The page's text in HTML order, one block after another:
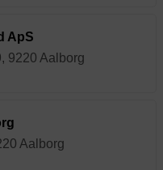
ApS
9220 Aalborg
Aalborg